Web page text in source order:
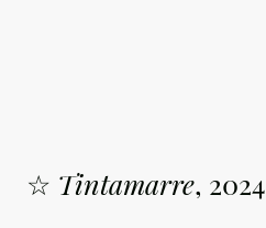
☆ Tintamarre, 2024